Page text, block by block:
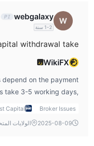
webgalaxy
1-2 سنة
withdrawal take?
WikiFXرد
depend on the payment
take 3-5 working days,
3-10 working days,
take 3-10 days.
Broker Issues
Capital
2025-08-09
الولايات